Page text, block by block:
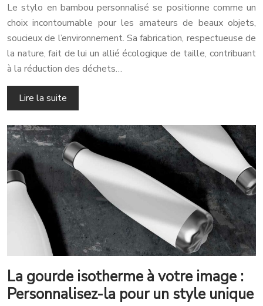
Le stylo en bambou personnalisé se positionne comme un
choix incontournable pour les amateurs de beaux objets,
soucieux de l’environnement. Sa fabrication, respectueuse de
la nature, fait de lui un allié écologique de taille, contribuant
à la réduction des déchets…
Lire la suite
La gourde isotherme à votre image :
Personnalisez-la pour un style unique